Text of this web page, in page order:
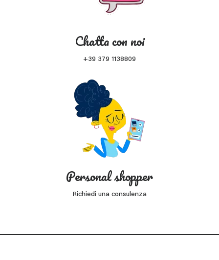
Chatta con noi
+39 379 1138809
Personal shopper
Richiedi una consulenza